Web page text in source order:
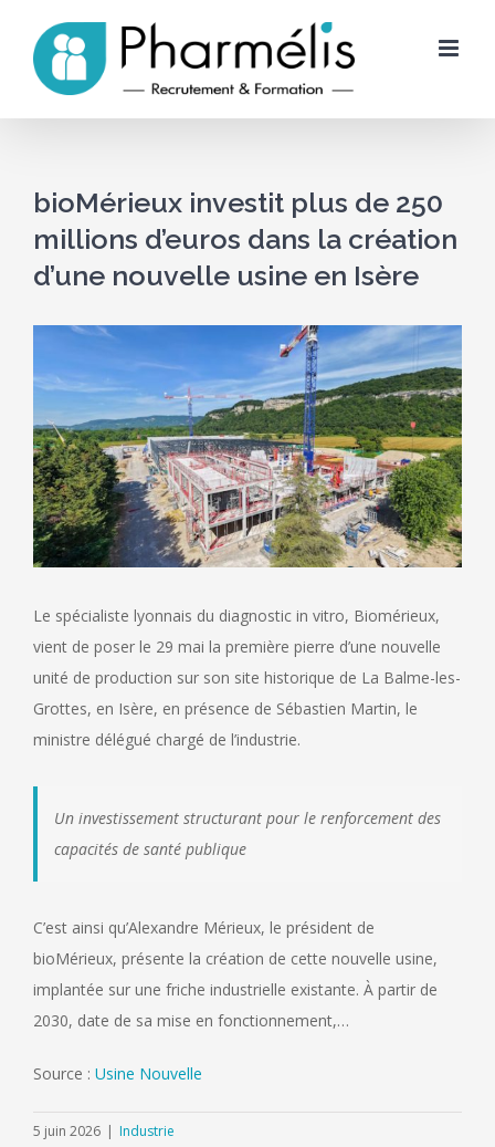
content
bioMérieux investit plus de 250
millions d’euros dans la création
d’une nouvelle usine en Isère
l'image
Le spécialiste lyonnais du diagnostic in vitro, Biomérieux,
vient de poser le 29 mai la première pierre d’une nouvelle
unité de production sur son site historique de La Balme-les-
Grottes, en Isère, en présence de Sébastien Martin, le
ministre délégué chargé de l’industrie.
Un investissement structurant pour le renforcement des
capacités de santé publique
C’est ainsi qu’Alexandre Mérieux, le président de
bioMérieux, présente la création de cette nouvelle usine,
implantée sur une friche industrielle existante. À partir de
2030, date de sa mise en fonctionnement,…
Source : Usine Nouvelle
5 juin 2026 | Industrie